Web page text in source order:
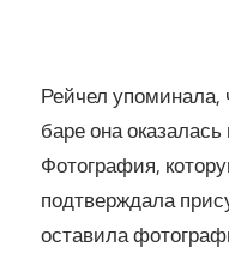
Рейчел упоминала,
баре она
Фотография,
подтверждала
оставила